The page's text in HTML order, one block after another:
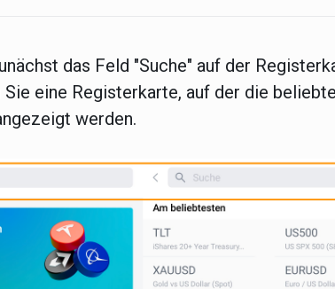
das Feld "Suche" auf der
Sie eine Registerkarte, auf der die
werden.